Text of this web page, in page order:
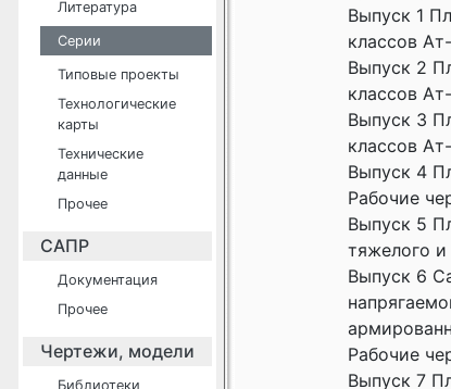
Литература
Серии
Типовые проекты
Технологические
карты
Технические
данные
Прочее
САПР
Документация
Прочее
Чертежи, модели
Библиотеки
Выпуск 1
классов
Выпуск 2
классов
Выпуск 3
классов
Выпуск 4
Рабочие
Выпуск 5
тяжелого и
Выпуск 6
Рабочие
Выпуск 7